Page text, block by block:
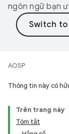
ngôn ngữ bạn
AOSP
Thông tin này có
Trên trang này
Tóm tắt